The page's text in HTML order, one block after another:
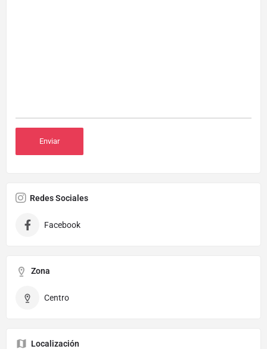
Redes Sociales
Facebook
Zona
Centro
Localización